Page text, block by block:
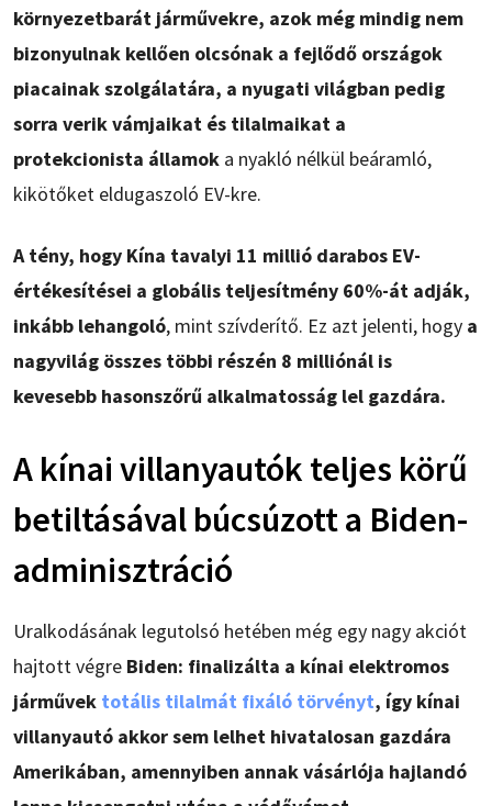
környezetbarát járművekre, azok még mindig nem
bizonyulnak kellően olcsónak a fejlődő országok
piacainak szolgálatára, a nyugati világban pedig
sorra verik vámjaikat és tilalmaikat a
protekcionista államok a nyakló nélkül beáramló,
kikötőket eldugaszoló EV-kre.
A tény, hogy Kína tavalyi 11 millió darabos EV-
értékesítései a globális teljesítmény 60%-át adják,
inkább lehangoló, mint szívderítő. Ez azt jelenti, hogy a
nagyvilág összes többi részén 8 milliónál is
kevesebb hasonszőrű alkalmatosság lel gazdára.
A kínai villanyautók teljes körű
betiltásával búcsúzott a Biden-
adminisztráció
Uralkodásának legutolsó hetében még egy nagy akciót
hajtott végre Biden: finalizálta a kínai elektromos
járművek totális tilalmát fixáló törvényt, így kínai
villanyautó akkor sem lelhet hivatalosan gazdára
Amerikában, amennyiben annak vásárlója hajlandó